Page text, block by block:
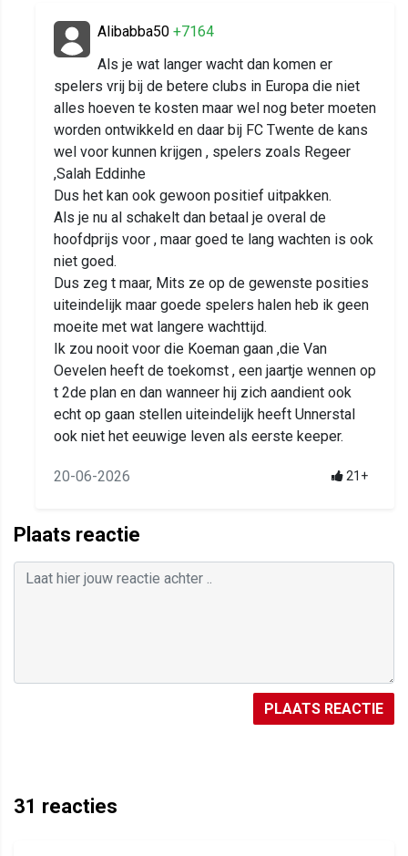
Alibabba50 +7164
Als je wat langer wacht dan komen er
spelers vrij bij de betere clubs in Europa die niet
alles hoeven te kosten maar wel nog beter moeten
worden ontwikkeld en daar bij FC Twente de kans
wel voor kunnen krijgen , spelers zoals Regeer
,Salah Eddinhe
Dus het kan ook gewoon positief uitpakken.
Als je nu al schakelt dan betaal je overal de
hoofdprijs voor , maar goed te lang wachten is ook
niet goed.
Dus zeg t maar, Mits ze op de gewenste posities
uiteindelijk maar goede spelers halen heb ik geen
moeite met wat langere wachttijd.
Ik zou nooit voor die Koeman gaan ,die Van
Oevelen heeft de toekomst , een jaartje wennen op
t 2de plan en dan wanneer hij zich aandient ook
echt op gaan stellen uiteindelijk heeft Unnerstal
ook niet het eeuwige leven als eerste keeper.
20-06-2026 21+
Plaats reactie
PLAATS REACTIE
31 reacties